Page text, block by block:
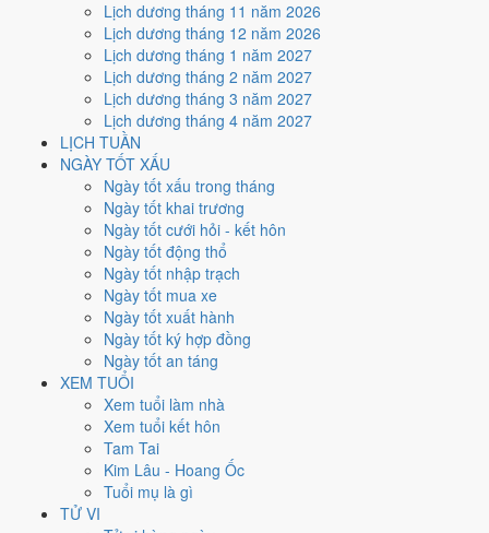
Lịch dương tháng 11 năm 2026
Lịch dương tháng 12 năm 2026
Lịch dương tháng 1 năm 2027
Lịch dương tháng 2 năm 2027
Lịch dương tháng 3 năm 2027
Lịch dương tháng 4 năm 2027
LỊCH TUẦN
NGÀY TỐT XẤU
Ngày tốt xấu trong tháng
Ngày tốt khai trương
Ngày tốt cưới hỏi - kết hôn
Ngày tốt động thổ
Ngày tốt nhập trạch
Ngày tốt mua xe
Ngày tốt xuất hành
Ngày tốt ký hợp đồng
Ngày tốt an táng
XEM TUỔI
Xem tuổi làm nhà
Xem tuổi kết hôn
Tam Tai
Kim Lâu - Hoang Ốc
Tuổi mụ là gì
TỬ VI
(Tân Mùi) tốt hay xấu?
Ngày 3/11/2024 dương lịch (Chủ Nhật) là ngày 3/10/2024 âm lịch
Tân Mùi- Chi sinh Can, Trực Thành, Sao Mão, nạp âm Lộ
Bàng Thổ. Tổng hòa, đây làNgày Đại Cátvới điểm trung bình
cho các việc quan trọng. Giờ Hoàng Đạo trong ngày:
Thân, Tuất, Hợi.
Ngày Dương
Tháng 11 năm 2024
Tháng 10 âm năm 2024
Tiết Sương Giáng
Mậu Tý
Giáp Thìn